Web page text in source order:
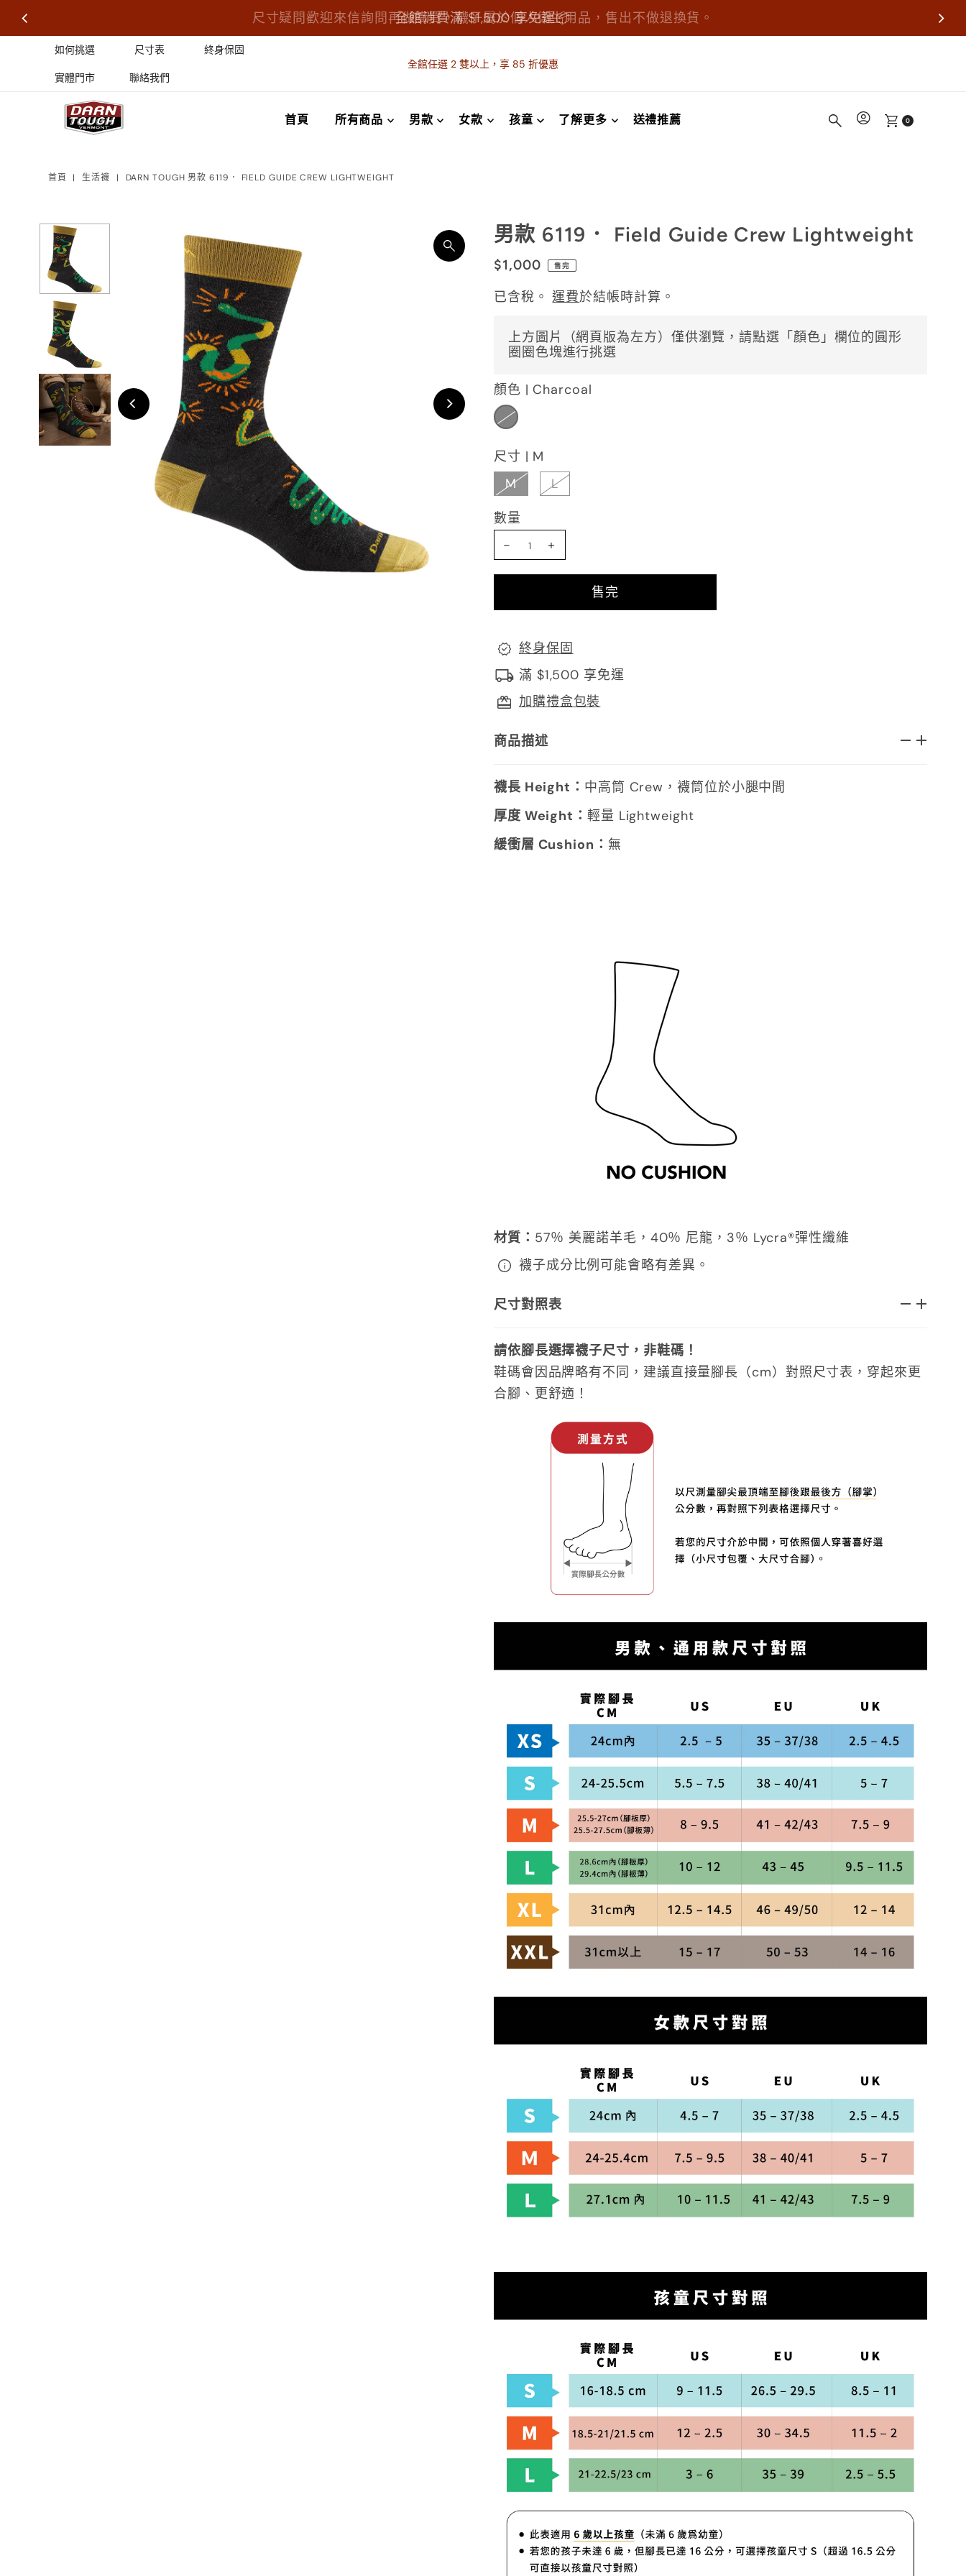
尺寸疑問歡迎來信詢問再做購買，襪子屬於個人衛生用品，售出不做退換貨。
全館消費滿 $1,500 享免運📦
如何挑選 尺寸表 終身保固
實體門市 聯絡我們
全館任選 2 雙以上，享 85 折優惠
首頁 所有商品 男款 女款 孩童 了解更多 送禮推薦 0
首頁 | 生活襪 | DARN TOUGH 男款 6119． FIELD GUIDE CREW LIGHTWEIGHT
男款 6119． Field Guide Crew Lightweight
$1,000 售完
已含稅。運費於結帳時計算。
上方圖片（網頁版為左方）僅供瀏覽，請點選「顏色」欄位的圓形
圈圈色塊進行挑選
顏色 | Charcoal
尺寸 | M
M
L
數量
-
+
終身保固
滿 $1,500 享免運
加購禮盒包裝
商品描述
襪長 Height： 中高筒 Crew，襪筒位於小腿中間
厚度 Weight： 輕量 Lightweight
緩衝層 Cushion： 無
材質 ： 57％ 美麗諾羊毛，40％ 尼龍，3％ Lycra®彈性纖維
襪子成分比例可能會略有差異。
尺寸對照表
請依腳長選擇襪子尺寸，非鞋碼！
鞋碼會因品牌略有不同，建議直接量腳長（cm）對照尺寸表，穿起來更
合腳、更舒適！